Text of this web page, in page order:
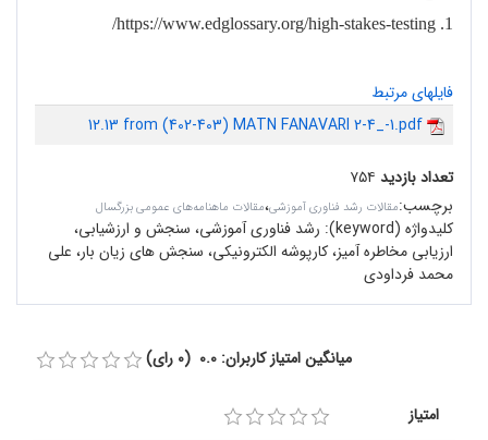
1. https://www.edglossary.org/high-stakes-testing
/
فایلهای مرتبط
12.13 from (402-403) MATN FANAVARI 2-4_-1.pdf
تعداد بازدید ۷۵۴
برچسب:مقالات رشد فناوری آموزشی،مقالات ماهنامه‌های عمومی بزرگسال
کلیدواژه (keyword):
رشد فناوری آموزشی، سنجش و ارزشیابی،
ارزیابی مخاطره آمیز، کارپوشه الکترونیکی، سنجش های زیان بار، علی
محمد فرداودی
میانگین امتیاز کاربران: 0.0 (0 رای)
امتیاز